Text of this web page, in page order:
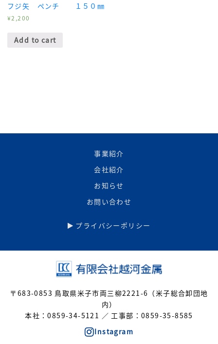
フジ矢 ペンチ １５０㎜
¥2,200
Add to cart
事業紹介
会社紹介
お知らせ
お問い合わせ
プライバシーポリシー
〒683-0853 鳥取県米子市両三柳2221-6（米子総合卸団地
内）
本社：0859-34-5121 ／ 工事部：0859-35-8585
Instagram